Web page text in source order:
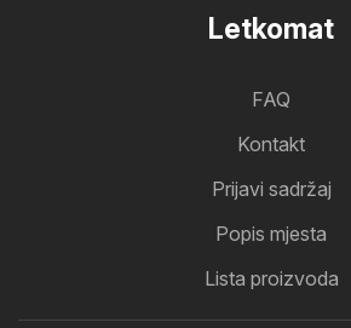
Letkomat
FAQ
Kontakt
Prijavi sadržaj
Popis mjesta
Lista proizvoda